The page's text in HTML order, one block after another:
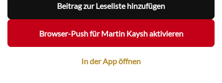
Beitrag zur Leseliste hinzufügen
Browser-Push für Martin Kaysh aktivieren
In der App öffnen